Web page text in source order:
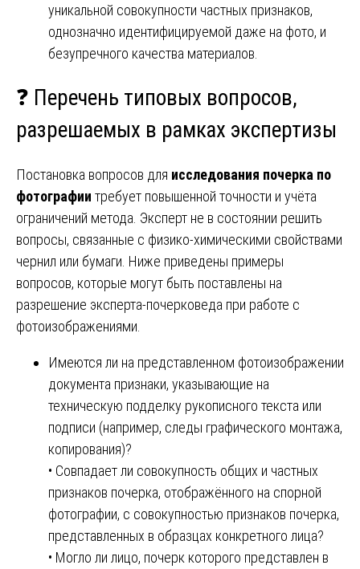
уникальной совокупности частных признаков,
однозначно идентифицируемой даже на фото, и
безупречного качества материалов.
❓ Перечень типовых вопросов,
разрешаемых в рамках экспертизы
Постановка вопросов для исследования почерка по
фотографии требует повышенной точности и учёта
ограничений метода. Эксперт не в состоянии решить
вопросы, связанные с физико-химическими свойствами
чернил или бумаги. Ниже приведены примеры
вопросов, которые могут быть поставлены на
разрешение эксперта-почерковеда при работе с
фотоизображениями.
Имеются ли на представленном фотоизображении
документа признаки, указывающие на
техническую подделку рукописного текста или
подписи (например, следы графического монтажа,
копирования)?
• Совпадает ли совокупность общих и частных
признаков почерка, отображённого на спорной
фотографии, с совокупностью признаков почерка,
представленных в образцах конкретного лица?
• Могло ли лицо, почерк которого представлен в